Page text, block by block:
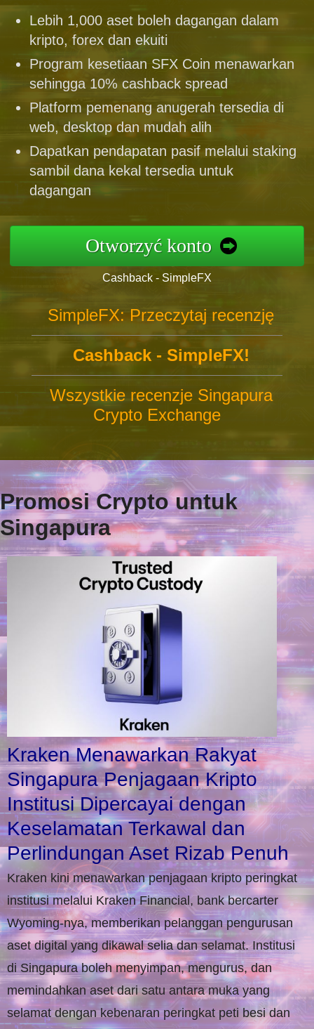
Lebih 1,000 aset boleh dagangan dalam
kripto, forex dan ekuiti
Program kesetiaan SFX Coin menawarkan
sehingga 10% cashback spread
Platform pemenang anugerah tersedia di
web, desktop dan mudah alih
Dapatkan pendapatan pasif melalui staking
sambil dana kekal tersedia untuk
dagangan
Otworzyć konto
Cashback - SimpleFX
SimpleFX: Przeczytaj recenzję
Cashback - SimpleFX!
Wszystkie recenzje Singapura
Crypto Exchange
Promosi Crypto untuk
Singapura
Kraken Menawarkan Rakyat
Singapura Penjagaan Kripto
Institusi Dipercayai dengan
Keselamatan Terkawal dan
Perlindungan Aset Rizab Penuh
Kraken kini menawarkan penjagaan kripto peringkat
institusi melalui Kraken Financial, bank bercarter
Wyoming-nya, memberikan pelanggan pengurusan
aset digital yang dikawal selia dan selamat. Institusi
di Singapura boleh menyimpan, mengurus, dan
memindahkan aset dari satu antara muka yang
selamat dengan kebenaran peringkat peti besi dan